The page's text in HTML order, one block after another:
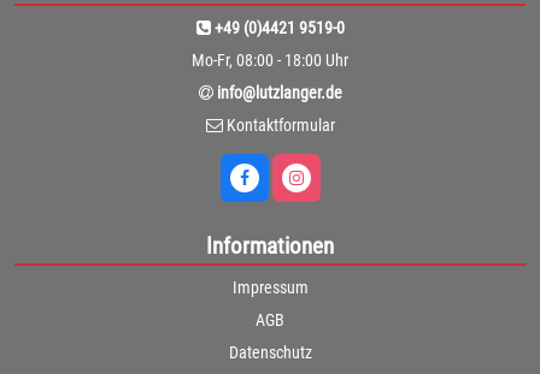
+49 (0)4421 9519-0
Mo-Fr, 08:00 - 18:00 Uhr
info@lutzlanger.de
Kontaktformular
Informationen
Impressum
AGB
Datenschutz